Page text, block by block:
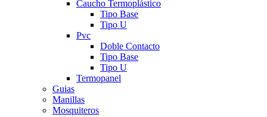
Caucho Termoplástico
Tipo Base
Tipo U
Pvc
Doble Contacto
Tipo Base
Tipo U
Termopanel
Guias
Manillas
Mosquiteros